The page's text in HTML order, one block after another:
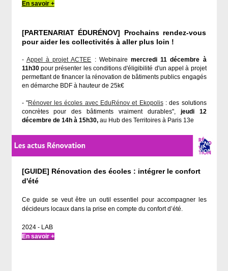
En savoir +
[PARTENARIAT ÉDURÉNOV] Prochains rendez-vous
pour aider les collectivités à aller plus loin !
- Appel à projet ACTEE : Webinaire mercredi 11 décembre à
11h30pour présenter les conditions d'éligibilité d'un appel à projet
permettant de financer la rénovation de bâtiments publics engagés
en démarche BDF à hauteur de 25k€
- "Rénover les écoles avec EduRénov et Ekopolis: des solutions
concrètes pour des bâtiments vraiment durables", jeudi 12
décembre de 14h à 15h30, au Hub des Territoires à Paris 13e
[GUIDE] Rénovation des écoles : intégrer le confort
d'été
Ce guide se veut être un outil essentiel pour accompagner les
décideurs locaux dans la prise en compte du confort d’été.
2024 - LAB
En savoir +